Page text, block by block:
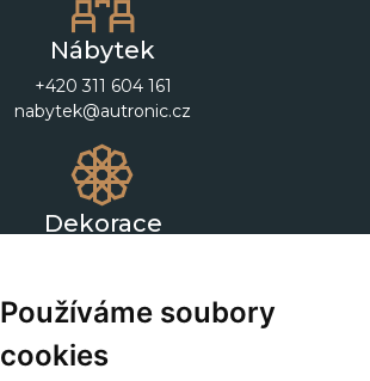
Používáme soubory
cookies
Nábytek
+420 311 604 161
nabytek@autronic.cz
Dekorace